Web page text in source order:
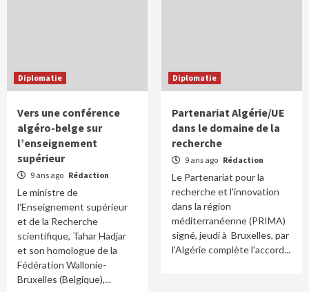
Diplomatie
Vers une conférence
algéro-belge sur
l’enseignement
supérieur
9 ans ago Rédaction
Le ministre de
l'Enseignement supérieur
et de la Recherche
scientifique, Tahar Hadjar
et son homologue de la
Fédération Wallonie-
Bruxelles (Belgique),...
Diplomatie
Partenariat Algérie/UE
dans le domaine de la
recherche
9 ans ago Rédaction
Le Partenariat pour la
recherche et l'innovation
dans la région
méditerranéenne (PRIMA)
signé, jeudi à Bruxelles, par
l'Algérie complète l'accord...